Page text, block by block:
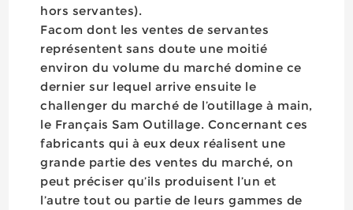
hors servantes).
Facom dont les ventes de servantes
représentent sans doute une moitié
environ du volume du marché domine ce
dernier sur lequel arrive ensuite le
challenger du marché de l’outillage à main,
le Français Sam Outillage. Concernant ces
fabricants qui à eux deux réalisent une
grande partie des ventes du marché, on
peut préciser qu’ils produisent l’un et
l’autre tout ou partie de leurs gammes de